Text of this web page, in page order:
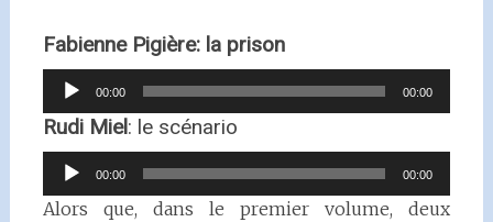
Fabienne Pigière: la prison
Lecteur00:00 00:00
Rudi Miel: le scénario
Lecteur00:00 00:00
Alors que, dans le premier volume, deux